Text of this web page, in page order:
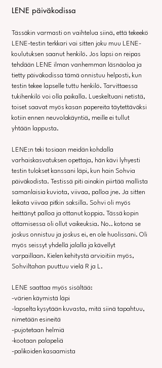
LENE päiväkodissa
Tässäkin varmasti on vaihtelua siinä, että tekeekö
LENE-testin terkkari vai sitten joku muu LENE-
koulutuksen saanut henkilö. Jos lapsi on reipas
tehdään LENE ilman vanhemman läsnäoloa ja
tietty päiväkodissa tämä onnistuu helposti, kun
testin tekee lapselle tuttu henkilö. Tarvittaessa
tukihenkilö voi olla paikalla. Lueskeltuani netistä,
toiset saavat myös kasan papereita täytettäväksi
kotiin ennen neuvolakäyntiä, meille ei tullut
yhtään lappusta.
LENE:n teki tosiaan meidän kohdalla
varhaiskasvatuksen opettaja, hän kävi lyhyesti
testin tulokset kanssani läpi, kun hain Sohvia
päiväkodista. Testissä piti ainakin piirtää mallista
samanlaisia kuviota, viivaa, palloa jne. Ja sitten
leikata viivaa pitkin saksilla. Sohvi oli myös
heittänyt palloa ja ottanut koppia. Tässä kopin
ottamisessa oli ollut vaikeuksia. No.. kotona se
joskus onnistuu ja joskus ei, en ole huolissani. Oli
myös seissyt yhdellä jalalla ja kävellyt
varpaillaan. Kielen kehitystä arvioitiin myös,
Sohviltahan puuttuu vielä R ja L.
LENE saattaa myös sisältää:
-värien käymistä läpi
-lapselta kysytään kuvasta, mitä siinä tapahtuu,
nimetään esineitä
-pujotetaan helmiä
-kootaan palapeliä
-palikoiden kasaamista